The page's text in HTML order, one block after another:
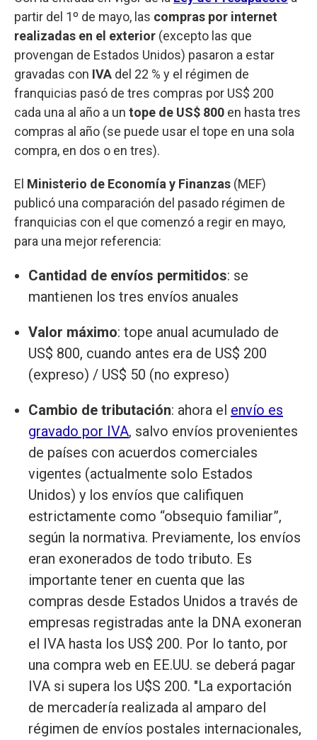
partir del 1º de mayo, las compras por internet
realizadas en el exterior (excepto las que
provengan de Estados Unidos) pasaron a estar
gravadas con IVA del 22 % y el régimen de
franquicias pasó de tres compras por US$ 200
cada una al año a un tope de US$ 800 en hasta tres
compras al año (se puede usar el tope en una sola
compra, en dos o en tres).
El Ministerio de Economía y Finanzas (MEF)
publicó una comparación del pasado régimen de
franquicias con el que comenzó a regir en mayo,
para una mejor referencia:
Cantidad de envíos permitidos: se
mantienen los tres envíos anuales
Valor máximo: tope anual acumulado de
US$ 800, cuando antes era de US$ 200
(expreso) / US$ 50 (no expreso)
Cambio de tributación: ahora el envío es
gravado por IVA, salvo envíos provenientes
de países con acuerdos comerciales
vigentes (actualmente solo Estados
Unidos) y los envíos que califiquen
estrictamente como “obsequio familiar”,
según la normativa. Previamente, los envíos
eran exonerados de todo tributo. Es
importante tener en cuenta que las
compras desde Estados Unidos a través de
empresas registradas ante la DNA exoneran
el IVA hasta los US$ 200. Por lo tanto, por
una compra web en EE.UU. se deberá pagar
IVA si supera los U$S 200. "La exportación
de mercadería realizada al amparo del
régimen de envíos postales internacionales,